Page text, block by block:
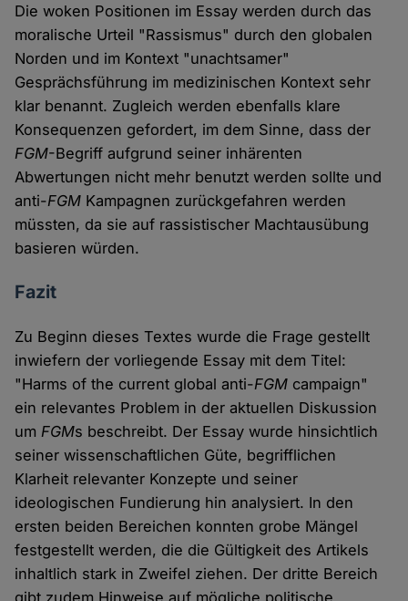
Die woken Positionen im Essay werden durch das
moralische Urteil "Rassismus" durch den globalen
Norden und im Kontext "unachtsamer"
Gesprächsführung im medizinischen Kontext sehr
klar benannt. Zugleich werden ebenfalls klare
Konsequenzen gefordert, im dem Sinne, dass der
FGM-Begriff aufgrund seiner inhärenten
Abwertungen nicht mehr benutzt werden sollte und
anti-FGM Kampagnen zurückgefahren werden
müssten, da sie auf rassistischer Machtausübung
basieren würden.
Fazit
Zu Beginn dieses Textes wurde die Frage gestellt
inwiefern der vorliegende Essay mit dem Titel:
"Harms of the current global anti-FGM campaign"
ein relevantes Problem in der aktuellen Diskussion
umFGMs beschreibt. Der Essay wurde hinsichtlich
seiner wissenschaftlichen Güte, begrifflichen
Klarheit relevanter Konzepte und seiner
ideologischen Fundierung hin analysiert. In den
ersten beiden Bereichen konnten grobe Mängel
festgestellt werden, die die Gültigkeit des Artikels
inhaltlich stark in Zweifel ziehen. Der dritte Bereich